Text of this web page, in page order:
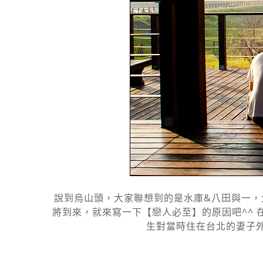
說到烏山頭，大家聯想到的是水庫&八田與一
將到來，就來寫一下【戀人必至】的原因吧^^
生對當時住在台北的妻子